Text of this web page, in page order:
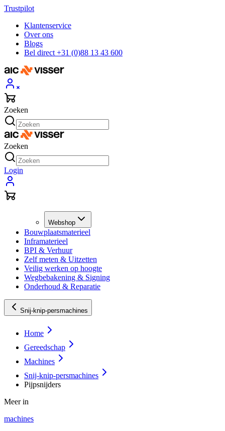
Trustpilot
Klantenservice
Over ons
Blogs
Bel direct +31 (0)88 13 43 600
Zoeken
Zoeken
Login
Webshop
Bouwplaatsmaterieel
Inframaterieel
BPI & Verhuur
Zelf meten & Uitzetten
Veilig werken op hoogte
Wegbebakening & Signing
Onderhoud & Reparatie
Snij-knip-persmachines
Home
Gereedschap
Machines
Snij-knip-persmachines
Pijpsnijders
Meer in
machines